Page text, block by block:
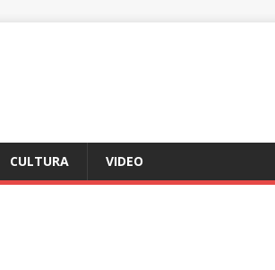
CULTURA VIDEO